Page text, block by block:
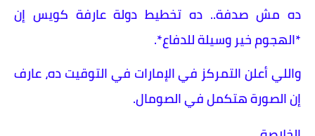
ده مش صدفة.. ده تخطيط دولة عارفة كويس إن
*الهجوم خير وسيلة للدفاع*.
واللي أعلن التمركز في الإمارات في التوقيت ده، عارف
إن الصورة هتكمل في الصومال.